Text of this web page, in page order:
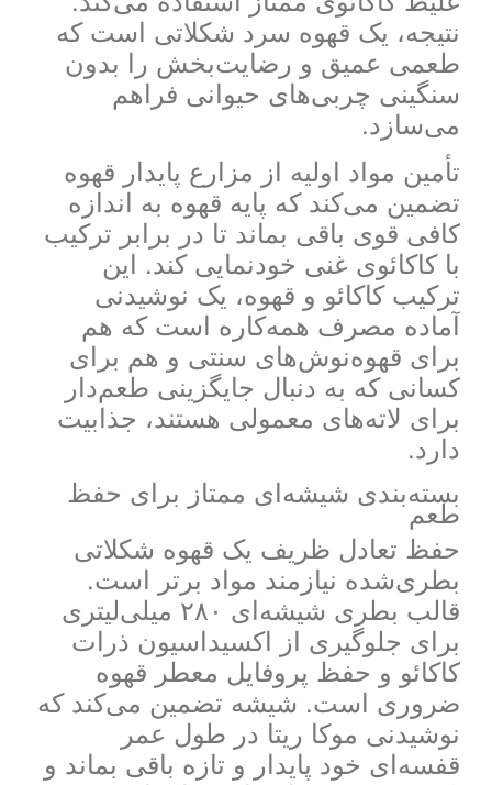
نتیجه، یک قهوه سرد شکلاتی است که
طعمی عمیق و رضایت‌بخش را بدون
سنگینی چربی‌های حیوانی فراهم
می‌سازد.
تأمین مواد اولیه از مزارع پایدار قهوه
تضمین می‌کند که پایه قهوه به اندازه
کافی قوی باقی بماند تا در برابر ترکیب
با کاکائوی غنی خودنمایی کند. این
ترکیب کاکائو و قهوه، یک نوشیدنی
آماده مصرف همه‌کاره است که هم
برای قهوه‌نوش‌های سنتی و هم برای
کسانی که به دنبال جایگزینی طعم‌دار
برای لاته‌های معمولی هستند، جذابیت
دارد.
بسته‌بندی شیشه‌ای ممتاز برای حفظ
طعم
حفظ تعادل ظریف یک قهوه شکلاتی
بطری‌شده نیازمند مواد برتر است.
قالب بطری شیشه‌ای ۲۸۰ میلی‌لیتری
برای جلوگیری از اکسیداسیون ذرات
کاکائو و حفظ پروفایل معطر قهوه
ضروری است. شیشه تضمین می‌کند که
نوشیدنی موکا ریتا در طول عمر
قفسه‌ای خود پایدار و تازه باقی بماند و